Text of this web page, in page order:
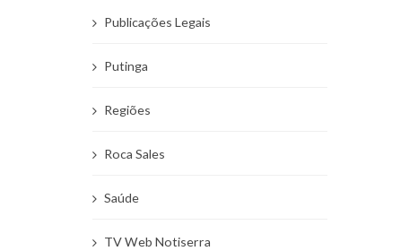
Publicações Legais
Putinga
Regiões
Roca Sales
Saúde
TV Web Notiserra